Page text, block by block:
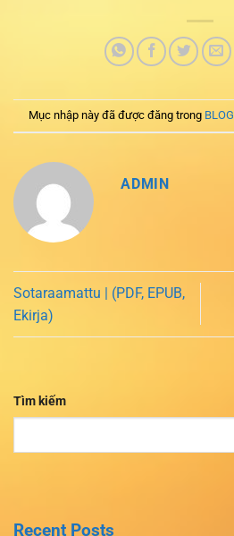
Mục nhập này đã được đăng trong BLOG
ADMIN
Sotaraamattu | (PDF, EPUB,
Ekirja)
Tìm kiếm
Recent Posts